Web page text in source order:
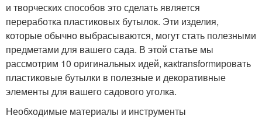
и творческих способов это сделать является
переработка пластиковых бутылок. Эти изделия,
которые обычно выбрасываются, могут стать полезными
предметами для вашего сада. В этой статье мы
рассмотрим 10 оригинальных идей, какtransformировать
пластиковые бутылки в полезные и декоративные
элементы для вашего садового уголка.
Необходимые материалы и инструменты